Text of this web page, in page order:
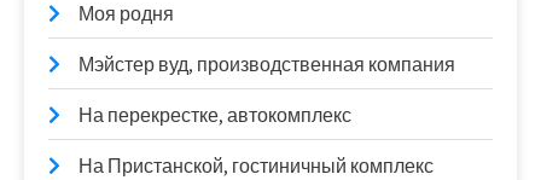
Моя родня
Мэйстер вуд, производственная компания
На перекрестке, автокомплекс
На Пристанской, гостиничный комплекс